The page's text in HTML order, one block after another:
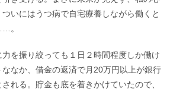
いにはうつ病で自宅療養しながら働くと
。
を振り絞っても１日２時間程度しか働け
なか、借金の返済で月20万円以上が銀行
れる。貯金も底を着きかけていたので、